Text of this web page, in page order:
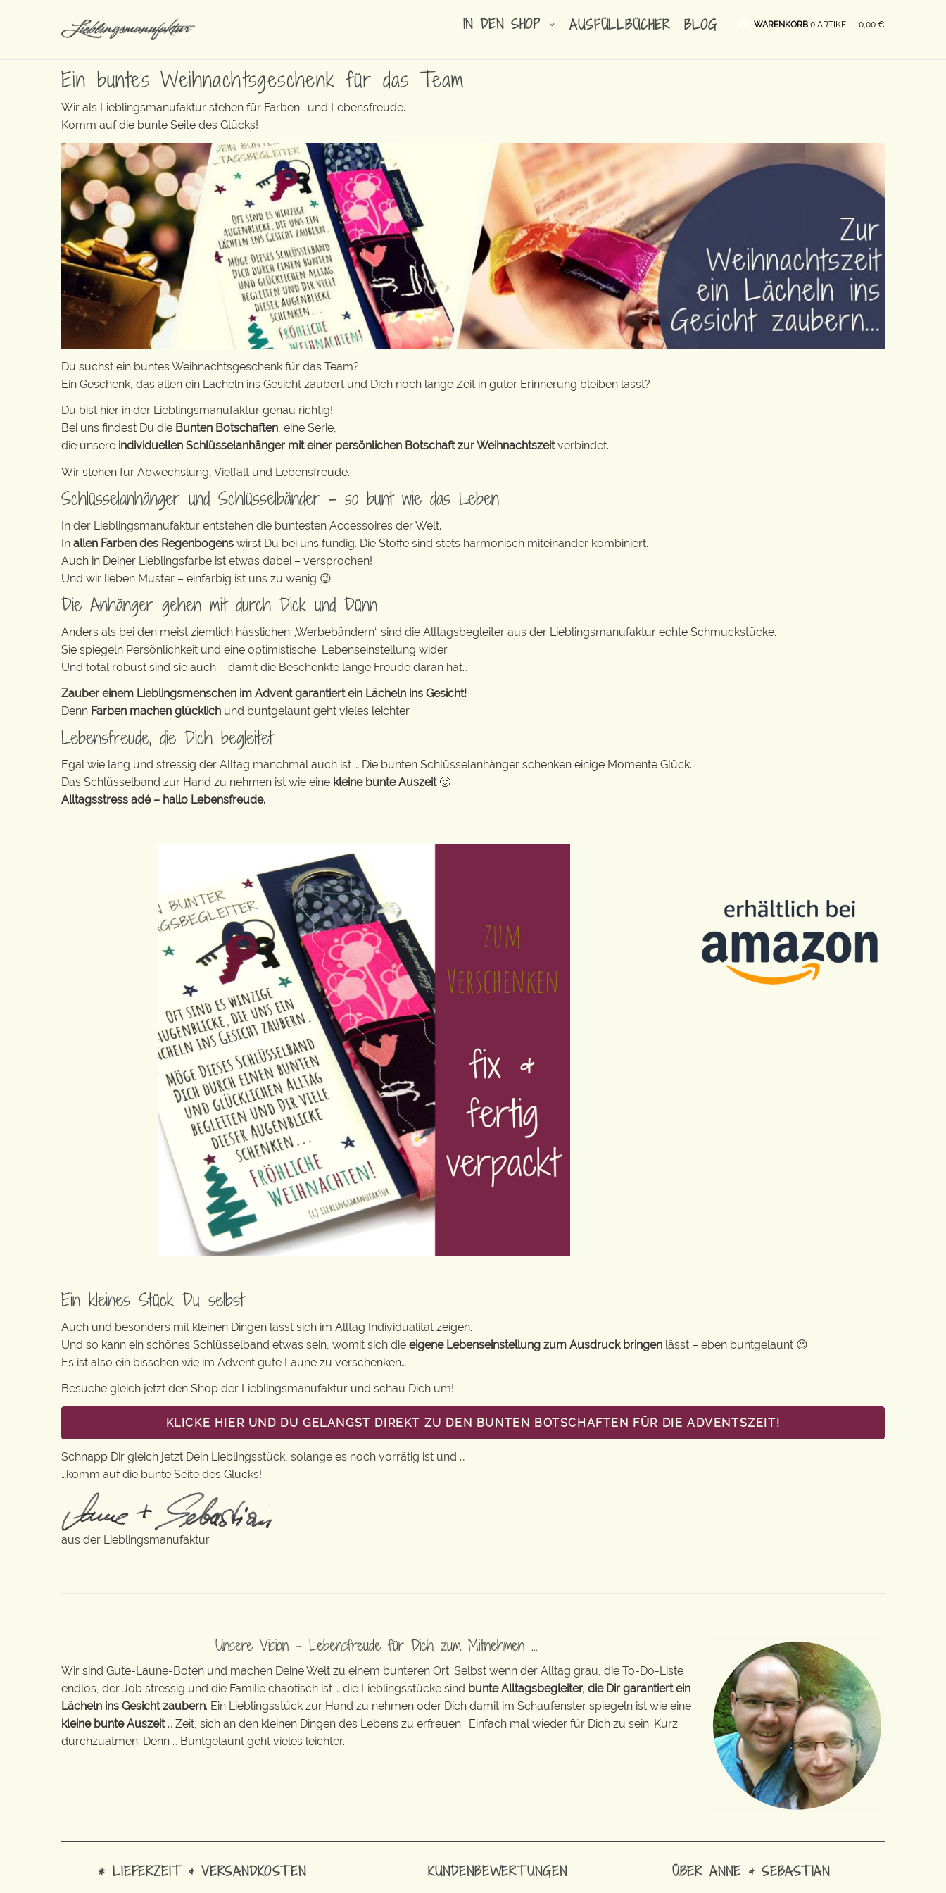
IN DEN SHOP AUSFÜLLBÜCHER BLOG WARENKORB 0 ARTIKEL - 0,00 €
Ein buntes Weihnachtsgeschenk für das Team
Wir als Lieblingsmanufaktur stehen für Farben- und Lebensfreude.
Komm auf die bunte Seite des Glücks!
Du suchst ein buntes Weihnachtsgeschenk für das Team?
Ein Geschenk, das allen ein Lächeln ins Gesicht zaubert und Dich noch lange Zeit in guter Erinnerung bleiben lässt?
Du bist hier in der Lieblingsmanufaktur genau richtig!
Bei uns findest Du die Bunten Botschaften, eine Serie,
die unsere individuellen Schlüsselanhänger mit einer persönlichen Botschaft zur Weihnachtszeitverbindet.
Wir stehen für Abwechslung, Vielfalt und Lebensfreude.
Schlüsselanhänger und Schlüsselbänder – so bunt wie das Leben
In der Lieblingsmanufaktur entstehen die buntesten Accessoires der Welt.
In allen Farben des Regenbogens wirst Du bei uns fündig. Die Stoffe sind stets harmonisch miteinander kombiniert.
Auch in Deiner Lieblingsfarbe ist etwas dabei – versprochen!
Und wir lieben Muster – einfarbig ist uns zu wenig 😉
Die Anhänger gehen mit durch Dick und Dünn
Anders als bei den meist ziemlich hässlichen „Werbebändern“ sind die Alltagsbegleiter aus der Lieblingsmanufaktur echte Schmuckstücke.
Sie spiegeln Persönlichkeit und eine optimistische Lebenseinstellung wider.
Und total robust sind sie auch – damit die Beschenkte lange Freude daran hat…
Zauber einem Lieblingsmenschen im Advent garantiert ein Lächeln ins Gesicht!
Denn Farben machen glücklich und buntgelaunt geht vieles leichter.
Lebensfreude, die Dich begleitet
Egal wie lang und stressig der Alltag manchmal auch ist … Die bunten Schlüsselanhänger schenken einige Momente Glück.
Das Schlüsselband zur Hand zu nehmen ist wie eine kleine bunte Auszeit🙂
Alltagsstress adé – hallo Lebensfreude.
Ein kleines Stück Du selbst
Auch und besonders mit kleinen Dingen lässt sich im Alltag Individualität zeigen.
Und so kann ein schönes Schlüsselband etwas sein, womit sich die eigene Lebenseinstellung zum Ausdruck bringen lässt – eben buntgelaunt 😉
Es ist also ein bisschen wie im Advent gute Laune zu verschenken…
Besuche gleich jetzt den Shop der Lieblingsmanufaktur und schau Dich um!
KLICKE HIER UND DU GELANGST DIREKT ZU DEN BUNTEN BOTSCHAFTEN FÜR DIE ADVENTSZEIT!
Schnapp Dir gleich jetzt Dein Lieblingsstück, solange es noch vorrätig ist und …
…komm auf die bunte Seite des Glücks!
aus der Lieblingsmanufaktur
Unsere Vision – Lebensfreude für Dich zum Mitnehmen …
Wir sind Gute-Laune-Boten und machen Deine Welt zu einem bunteren Ort. Selbst wenn der Alltag grau, die To-Do-Liste
endlos, der Job stressig und die Familie chaotisch ist … die Lieblingsstücke sind bunte Alltagsbegleiter, die Dir garantiert ein
Lächeln ins Gesicht zaubern. Ein Lieblingsstück zur Hand zu nehmen oder Dich damit im Schaufenster spiegeln ist wie eine
kleine bunte Auszeit… Zeit, sich an den kleinen Dingen des Lebens zu erfreuen. Einfach mal wieder für Dich zu sein. Kurz
durchzuatmen. Denn … Buntgelaunt geht vieles leichter.
* LIEFERZEIT & VERSANDKOSTEN KUNDENBEWERTUNGEN ÜBER ANNE & SEBASTIAN